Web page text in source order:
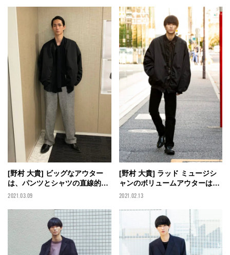
[野村 大貴] ビッグなアウター
は、パンツとシャツの直線的な
シルエットで引き締める！
2021.03.09
[野村 大貴] ラッド ミュージシ
ャンのボリュームアウターは細
身パンツに合わせてメリハリ
2021.02.13